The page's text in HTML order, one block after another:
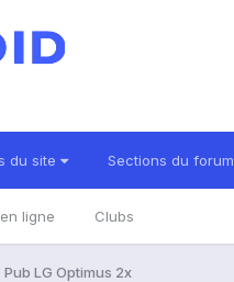
du site Sections du forum
ligne Clubs
Pub LG Optimus 2x